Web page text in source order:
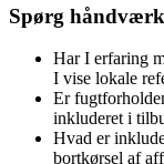
Spørg
Har I erfaring
I vise lokale
Er
inkluderet i
Hvad er
bortkørsel af